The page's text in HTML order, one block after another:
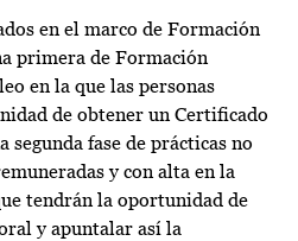
en el marco de Formación
primera de Formación
en la que las personas
de obtener un Certificado
segunda fase de prácticas no
y con alta en la
tendrán la oportunidad de
y apuntalar así la